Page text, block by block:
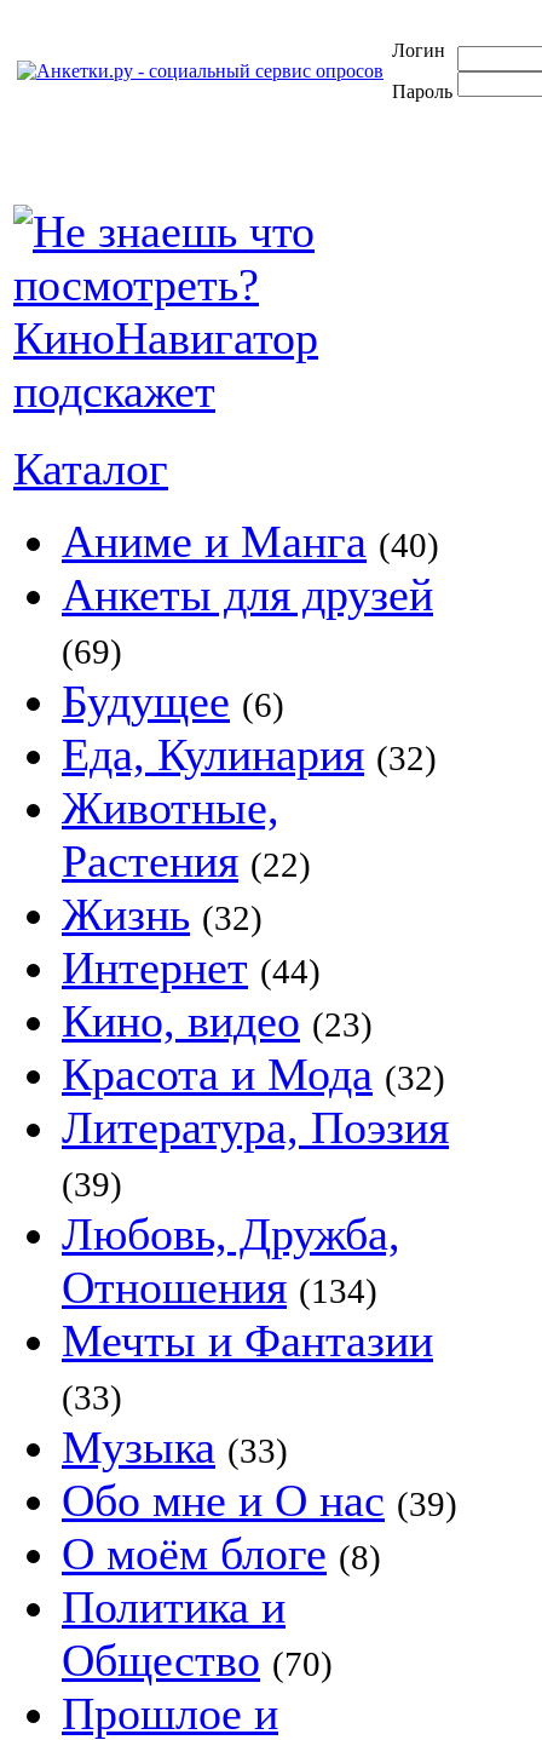
Логин
Пароль
Каталог
Аниме и Манга (40)
Анкеты для друзей
(69)
Будущее (6)
Еда, Кулинария (32)
Животные,
Растения (22)
Жизнь (32)
Интернет (44)
Кино, видео (23)
Красота и Мода (32)
Литература, Поэзия
(39)
Любовь, Дружба,
Отношения (134)
Мечты и Фантазии
(33)
Музыка (33)
Обо мне и О нас (39)
О моём блоге (8)
Политика и
Общество (70)
Прошлое и